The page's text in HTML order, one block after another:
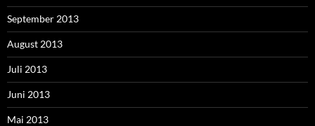
September 2013
August 2013
Juli 2013
Juni 2013
Mai 2013